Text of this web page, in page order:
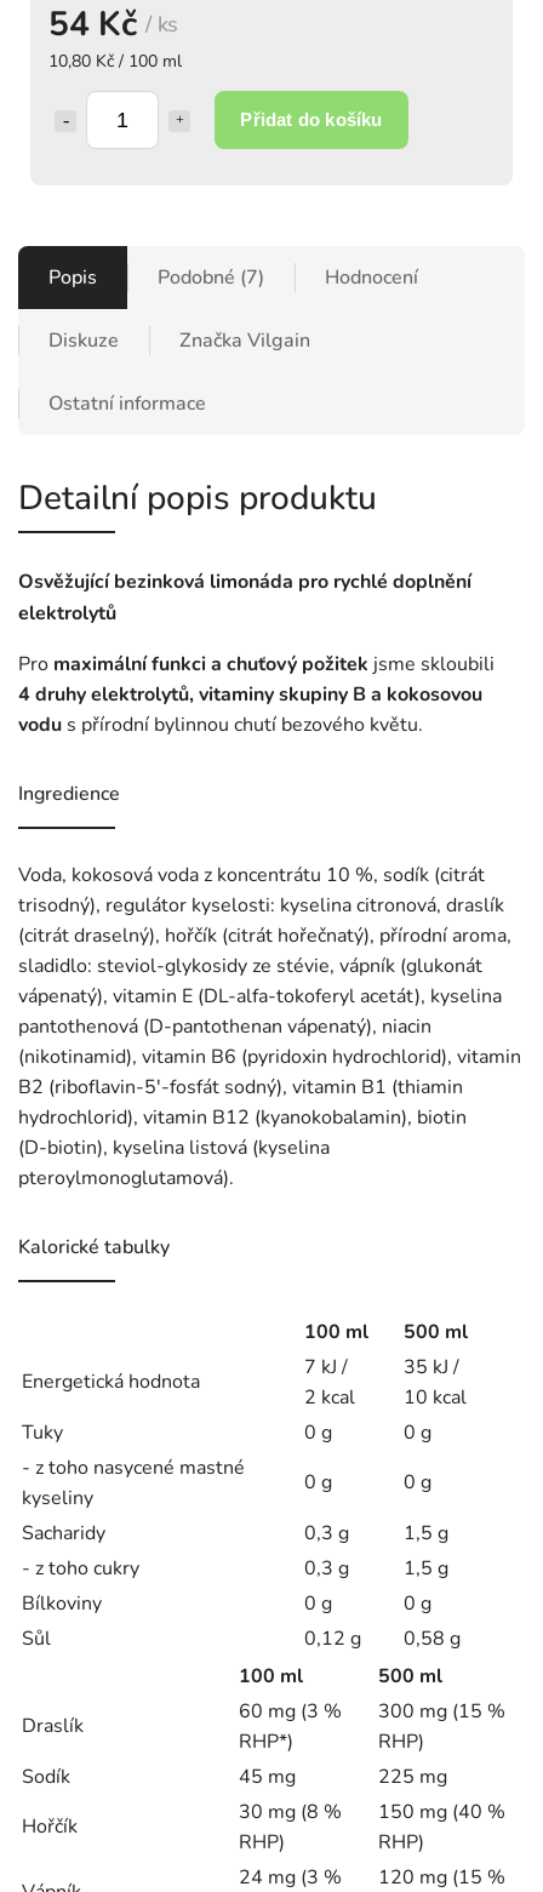
54 Kč/ ks
10,80 Kč / 100 ml
Přidat do košíku
Popis Podobné (7) Hodnocení
Diskuze Značka Vilgain
Ostatní informace
Detailní popis produktu
Osvěžující bezinková limonáda pro rychlé doplnění
elektrolytů
Pro maximální funkci a chuťový požitek jsme skloubili
4 druhy elektrolytů, vitaminy skupiny B a kokosovou
vodu s přírodní bylinnou chutí bezového květu.
Ingredience
Voda, kokosová voda z koncentrátu 10 %, sodík (citrát
trisodný), regulátor kyselosti: kyselina citronová, draslík
(citrát draselný), hořčík (citrát hořečnatý), přírodní aroma,
sladidlo: steviol‑glykosidy ze stévie, vápník (glukonát
vápenatý), vitamin E (DL‑alfa‑tokoferyl acetát), kyselina
pantothenová (D‑pantothenan vápenatý), niacin
(nikotinamid), vitamin B6 (pyridoxin hydrochlorid), vitamin
B2 (riboflavin‑5'-fosfát sodný), vitamin B1 (thiamin
hydrochlorid), vitamin B12 (kyanokobalamin), biotin
(D‑biotin), kyselina listová (kyselina
pteroylmonoglutamová).
Kalorické tabulky
100 ml
500 ml
Energetická hodnota
7 kJ /
2 kcal
35 kJ /
10 kcal
Tuky
0 g
0 g
- z toho nasycené mastné
kyseliny
0 g
0 g
Sacharidy
0,3 g
1,5 g
- z toho cukry
0,3 g
1,5 g
Bílkoviny
0 g
0 g
Sůl
0,12 g
0,58 g
100 ml
500 ml
Draslík
60 mg (3 %
RHP*)
300 mg (15 %
RHP)
Sodík
45 mg
225 mg
Hořčík
30 mg (8 %
RHP)
150 mg (40 %
RHP)
24 mg (3 % 120 mg (15 %